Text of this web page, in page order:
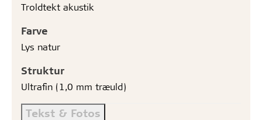
Troldtekt akustik
Farve
Lys natur
Struktur
Ultrafin (1,0 mm træuld)
Tekst & Fotos